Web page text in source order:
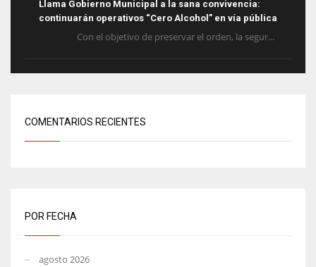
Llama Gobierno Municipal a la sana convivencia:
continuarán operativos “Cero Alcohol” en vía pública
Con el objetivo de preservar el orden, la segur...
COMENTARIOS RECIENTES
POR FECHA
agosto 2026